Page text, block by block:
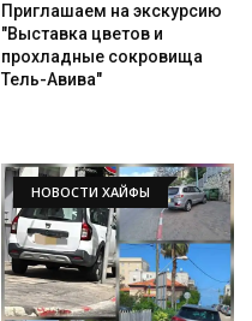
Приглашаем на экскурсию
"Выставка цветов и
прохладные сокровища
Тель-Авива"
НОВОСТИ ХАЙФЫ